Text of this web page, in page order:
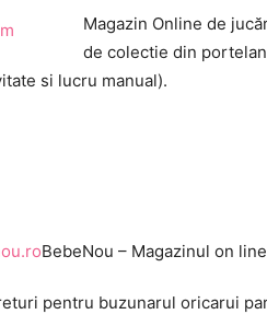
Magazin Online de
de colectie din
si lucru manual).
BebeNou – Magazinul on
pentru buzunarul oricarui